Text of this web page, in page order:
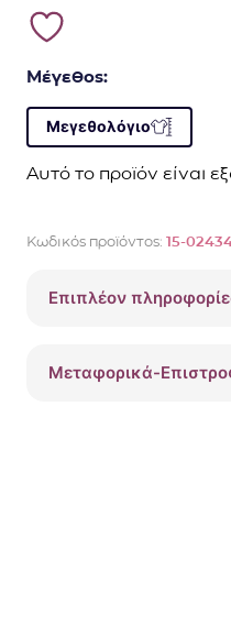
Μέγεθος:
Μεγεθολόγιο
Αυτό το προϊόν είναι
Κωδικός προϊόντος: 15-
Επιπλέον
Μεταφορικά-